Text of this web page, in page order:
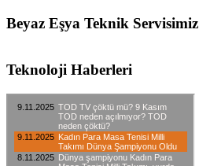
Beyaz Eşya Teknik Servisimiz
Teknoloji Haberleri